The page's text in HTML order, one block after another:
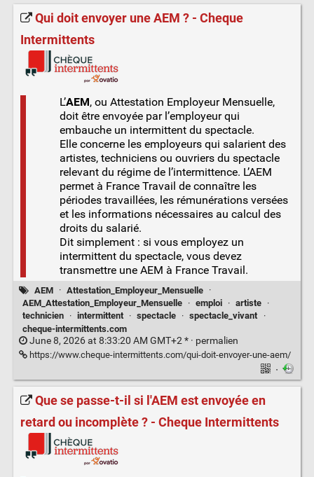
Qui doit envoyer une AEM ? - Cheque
Intermittents
L’AEM, ou Attestation Employeur Mensuelle,
doit être envoyée par l’employeur qui
embauche un intermittent du spectacle.
Elle concerne les employeurs qui salarient des
artistes, techniciens ou ouvriers du spectacle
relevant du régime de l’intermittence. L’AEM
permet à France Travail de connaître les
périodes travaillées, les rémunérations versées
et les informations nécessaires au calcul des
droits du salarié.
Dit simplement : si vous employez un
intermittent du spectacle, vous devez
transmettre une AEM à France Travail.
AEM · Attestation_Employeur_Mensuelle
·
AEM_Attestation_Employeur_Mensuelle
· emploi · artiste ·
technicien
· intermittent · spectacle · spectacle_vivant
·
cheque-intermittents.com
June 8, 2026 at 8:33:20 AM GMT+2 * · permalien
https://www.cheque-intermittents.com/qui-doit-envoyer-une-aem/
·
Que se passe-t-il si l'AEM est envoyée en
retard ou incomplète ? - Cheque Intermittents